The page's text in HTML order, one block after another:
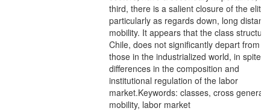
third, there is a salient closure of the elite,
particularly as regards down, long
mobility. It appears that the class
Chile, does not significantly depart from
those in the industrialized world, in spite of
differences in the composition and
institutional regulation of the labor
market.Keywords: classes, cross
mobility, labor market